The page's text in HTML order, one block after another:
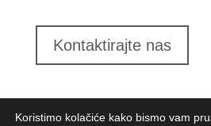
Kontaktirajte nas
Koristimo kolačiće kako bismo vam